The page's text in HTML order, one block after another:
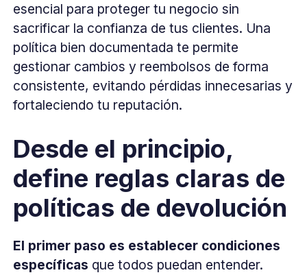
esencial para proteger tu negocio sin
sacrificar la confianza de tus clientes. Una
política bien documentada te permite
gestionar cambios y reembolsos de forma
consistente, evitando pérdidas innecesarias y
fortaleciendo tu reputación.
Desde el principio,
define reglas claras de
políticas de devolución
El primer paso es establecer condiciones
específicas que todos puedan entender.